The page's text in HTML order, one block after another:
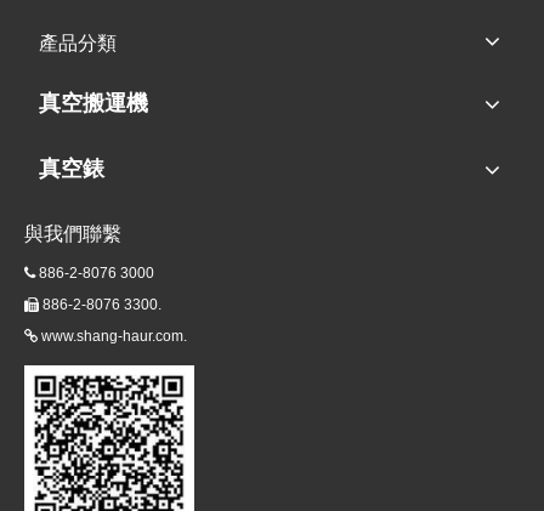
產品分類
真空搬運機
真空錶
與我們聯繫
886-2-8076 3000
 886-2-8076 3300.
 www.shang-haur.com.